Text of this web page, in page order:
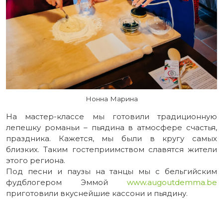
Нонна Марина
На мастер-классе мы готовили традиционную
лепешку романьи – пьядина в атмосфере счастья,
праздника. Кажется, мы были в кругу самых
близких. Таким гостеприимством славятся жители
этого региона.
Под песни и паузы на танцы мы с бельгийским
фудблогером Эммой www.augoutdemma.be
приготовили вкуснейшие кассони и пьядину.